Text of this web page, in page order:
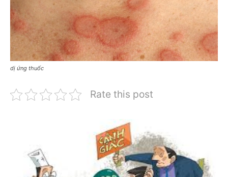
dị ứng thuốc
Rate this post